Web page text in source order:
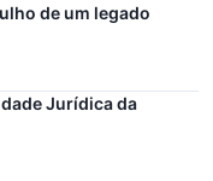
de um legado
Jurídica da